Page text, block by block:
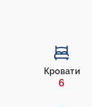
Кровати
6